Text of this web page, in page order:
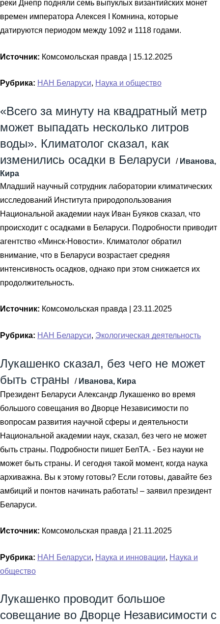
реки Днепр подняли семь выпуклых византийских монет
времен императора Алексея I Комнина, которые
датируются периодом между 1092 и 1118 годами.
Источник: Комсомольская правда | 15.12.2025
Рубрика: НАН Беларуси, Наука и общество
«Всего за минуту на квадратный метр
может выпадать несколько литров
воды». Климатолог сказал, как
изменились осадки в Беларуси
/ Иванова,
Кира
Младший научный сотрудник лаборатории климатических
исследований Института природопользования
Национальной академии наук Иван Буяков сказал, что
происходит с осадками в Беларуси. Подробности приводит
агентство «Минск-Новости». Климатолог обратил
внимание, что в Беларуси возрастает средняя
интенсивность осадков, однако при этом снижается их
продолжительность.
Источник: Комсомольская правда | 23.11.2025
Рубрика: НАН Беларуси, Экологическая деятельность
Лукашенко сказал, без чего не может
быть страны
/ Иванова, Кира
Президент Беларуси Александр Лукашенко во время
большого совещания во Дворце Независимости по
вопросам развития научной сферы и деятельности
Национальной академии наук, сказал, без чего не может
быть страны. Подробности пишет БелТА. - Без науки не
может быть страны. И сегодня такой момент, когда наука
архиважна. Вы к этому готовы? Если готовы, давайте без
амбиций и понтов начинать работать! – заявил президент
Беларуси.
Источник: Комсомольская правда | 21.11.2025
Рубрика: НАН Беларуси, Наука и инновации, Наука и
общество
Лукашенко проводит большое
совещание во Дворце Независимости с